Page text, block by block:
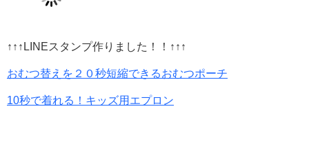
↑↑↑LINEスタンプ作りました！！↑↑↑
おむつ替えを２０秒短縮できるおむつポーチ
10秒で着れる！キッズ用エプロン